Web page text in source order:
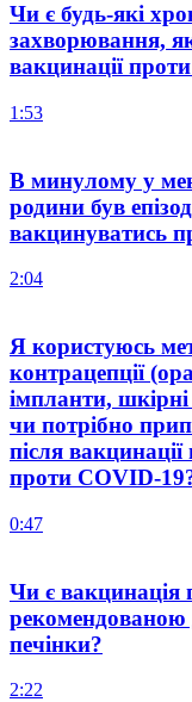
Чи є будь-які
захворювання,
вакцинації
1:53
В минулому у
родини був
вакцинуватись
2:04
Я користуюсь
контрацепції
імпланти, шкірні
чи потрібно
після
проти COVID-
0:47
Чи є вакцинація
рекомендованою
печінки?
2:22